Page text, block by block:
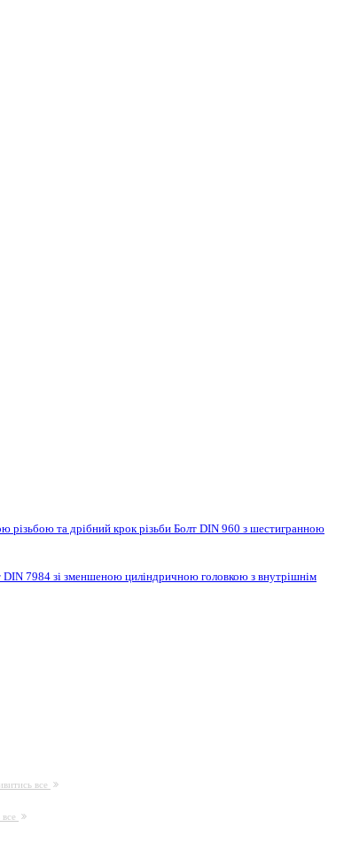
різьбою та дрібний крок різьби Болт DIN 960 з шестигранною
DIN 7984 зі зменшеною циліндричною головкою з внутрішнім
все